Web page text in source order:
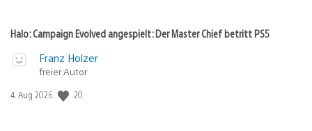
Halo: Campaign Evolved angespielt: Der Master Chief betritt PS5
Franz Holzer
freier Autor
Veröffentlichungsdatum:
4. Aug 2026 20